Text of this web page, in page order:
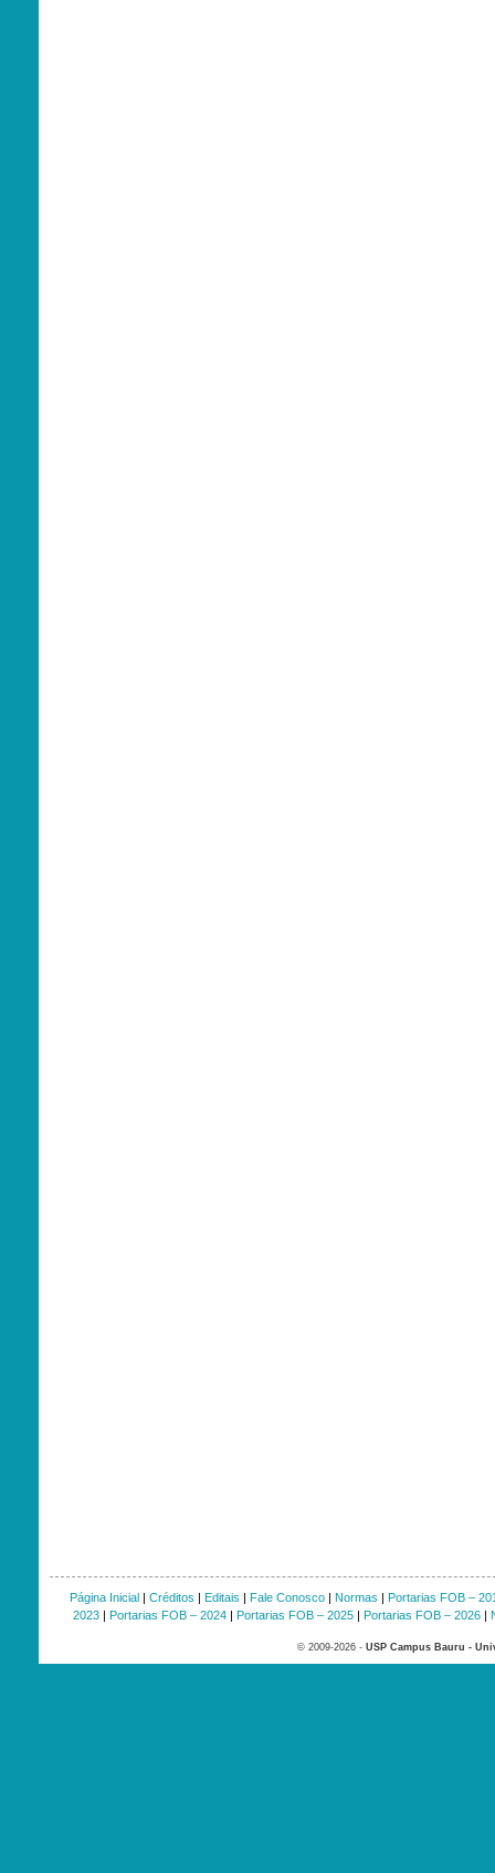
Página Inicial| Créditos | Editais | Fale Conosco| Normas | Portarias FOB –
2023| Portarias FOB – 2024| Portarias FOB – 2025| Portarias FOB – 2026|
© 2009-2026 - USP Campus Bauru -